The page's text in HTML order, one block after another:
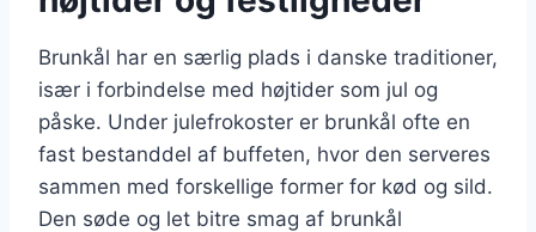
Brunkål har en særlig plads i danske traditioner,
især i forbindelse med højtider som jul og
påske. Under julefrokoster er brunkål ofte en
fast bestanddel af buffeten, hvor den serveres
sammen med forskellige former for kød og sild.
Den søde og let bitre smag af brunkål